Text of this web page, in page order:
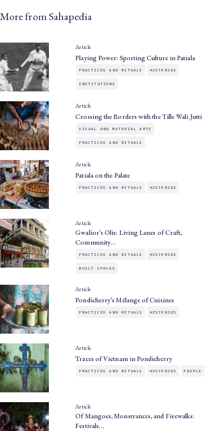
More from Sahapedia
Article
Playing Power: Sporting Culture in Patiala
PRACTICES AND RITUALS HISTORIES
INSTITUTIONS
Article
Crossing the Borders with the Tille Wali Jutti
VISUAL AND MATERIAL ARTS
PRACTICES AND RITUALS
Article
Patiala on the Palate
PRACTICES AND RITUALS HISTORIES
Article
Gwalior’s Olis: Living Lanes of Craft,
Community…
PRACTICES AND RITUALS HISTORIES
BUILT SPACES
Article
Pondicherry’s Mélange of Cuisines
PRACTICES AND RITUALS HISTORIES
Article
Traces of Vietnam in Pondicherry
PRACTICES AND RITUALS HISTORIES PEOPLE
Article
Of Mangoes, Monstrances, and Firewalks:
Festivals…